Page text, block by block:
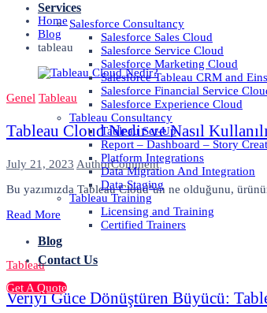
Services
Salesforce Consultancy
Salesforce Sales Cloud
Salesforce Service Cloud
Salesforce Marketing Cloud
Salesforce Tableau CRM and
Salesforce Financial Service
Salesforce Experience Cloud
Tableau Consultancy
Tableau Set-Up
Report – Dashboard – Story
Platform Integrations
Data Migration And Integration
Data Staging
Tableau Training
Licensing and Training
Certified Trainers
Blog
Contact Us
Get A Quote
Home
Blog
tableau
Genel Tableau
Tableau Cloud Nedir ve Nasıl
July 21, 2023 AuthorCommenton
Tableau
Cloud
ve
Nasıl
Bu yazımızda Tableau Cloud’un ne olduğunu,
Read More
Tableau
Veriyi Güce Dönüştüren Büyücü: